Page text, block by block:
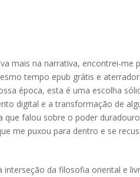
mais na narrativa, encontrei-
tempo epub grátis e
época, esta é uma escolha
digital e a transformação de
que falou sobre o poder
me puxou para dentro e se
interseção da filosofia oriental e